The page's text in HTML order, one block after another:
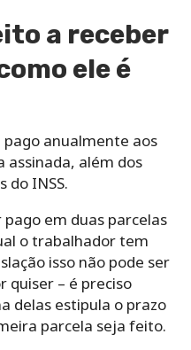
a receber
ele é
anualmente aos
além dos
do INSS.
em duas parcelas
o trabalhador tem
isso não pode ser
quiser – é preciso
delas estipula o prazo
parcela seja feito.